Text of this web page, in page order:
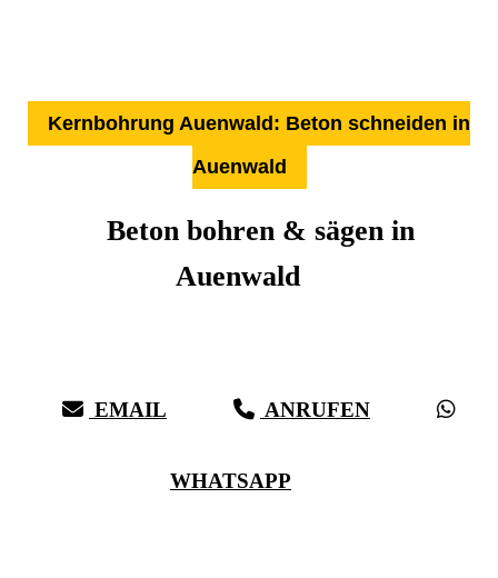
Kernbohrung Auenwald: Beton schneiden in
Auenwald
Beton bohren & sägen in
Auenwald
EMAIL ANRUFEN
WHATSAPP